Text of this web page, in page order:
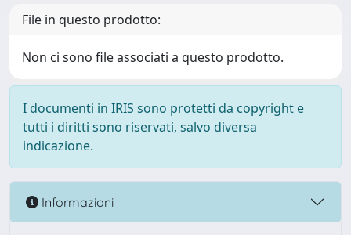
File in questo prodotto:
Non ci sono file associati a questo prodotto.
I documenti in IRIS sono protetti da copyright e
tutti i diritti sono riservati, salvo diversa
indicazione.
Informazioni